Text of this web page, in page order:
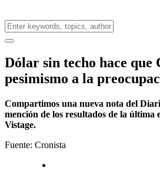
Dólar sin techo hace que
pesimismo a la
Compartimos una nueva nota del
mención de los resultados de la última
Vistage.
Fuente: Cronista